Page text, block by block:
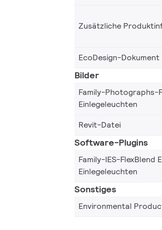
Zusätzliche
EcoDesign-Dokument
Bilder
Family-Photographs-
Einlegeleuchten
Revit-Datei
Software-Plugins
Family-IES-FlexBlend
Einlegeleuchten
Sonstiges
Environmental